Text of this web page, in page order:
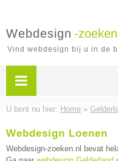
Webdesign -
Vind webdesign bij u in de
U bent nu hier: Home »
Webdesign Loenen
Webdesign-zoeken.nl bevat